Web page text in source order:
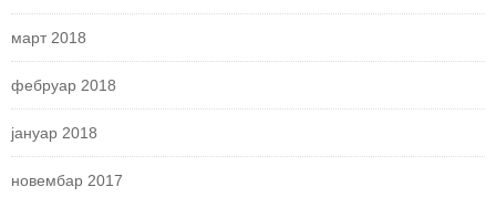
март 2018
фебруар 2018
јануар 2018
новембар 2017